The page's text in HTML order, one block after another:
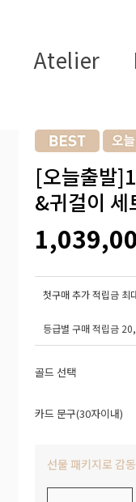
Atelier
[오늘출발
&귀걸이
첫구매 추가 적립금 최
등급별 구매 적립금
골드 선택
카드 문구(30자이내)
선물 패키지로 감